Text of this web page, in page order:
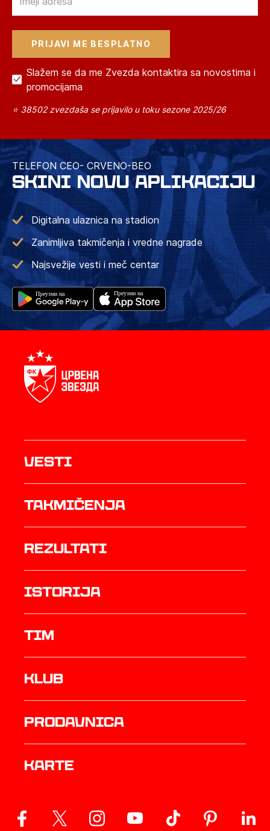
Slažem se da me Zvezda kontaktira sa novostima i
promocijama
⭐ 38502 zvezdaša se prijavilo u toku sezone 2025/26
TELEFON CEO- CRVENO-BEO
SKINI NOVU APLIKACIJU
Digitalna ulaznica na stadion
Zanimljiva takmičenja i vredne nagrade
Najsvežije vesti i meč centar
Vesti
Takmičenja
rezultati
istorija
TIM
Klub
prodavnica
Karte